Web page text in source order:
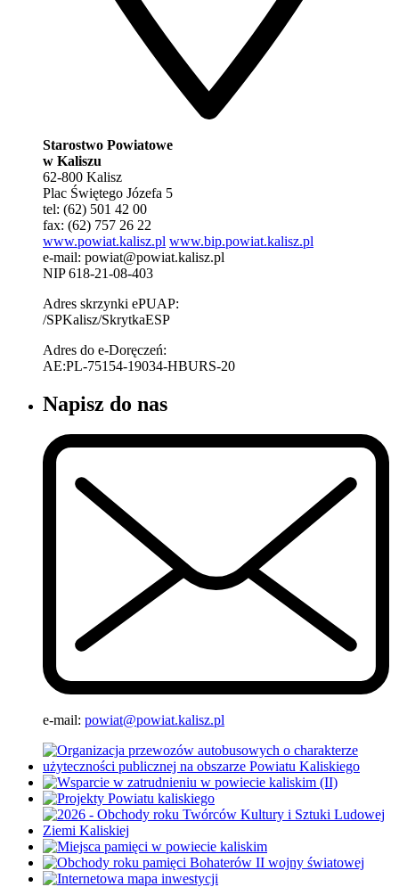
Starostwo Powiatowe
w Kaliszu
62-800 Kalisz
Plac Świętego Józefa 5
tel: (62) 501 42 00
fax: (62) 757 26 22
www.powiat.kalisz.pl www.bip.powiat.kalisz.pl
e-mail: powiat@powiat.kalisz.pl
NIP 618-21-08-403
Adres skrzynki ePUAP:
/SPKalisz/SkrytkaESP
Adres do e-Doręczeń:
AE:PL-75154-19034-HBURS-20
Napisz do nas
e-mail: powiat@powiat.kalisz.pl